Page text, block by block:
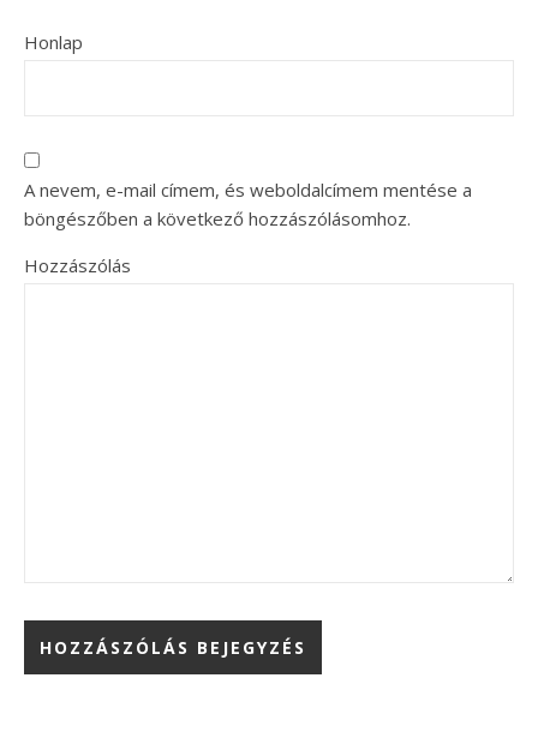
Honlap
A nevem, e-mail címem, és weboldalcímem mentése a
böngészőben a következő hozzászólásomhoz.
Hozzászólás